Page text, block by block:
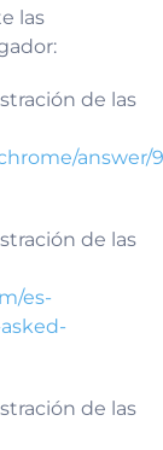
las
de las
answer/
de las
es-
de las